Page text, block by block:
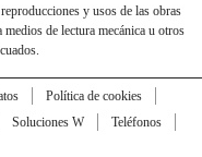
y usos de las obras
de lectura mecánica u otros
Política de cookies
Soluciones W
Teléfonos